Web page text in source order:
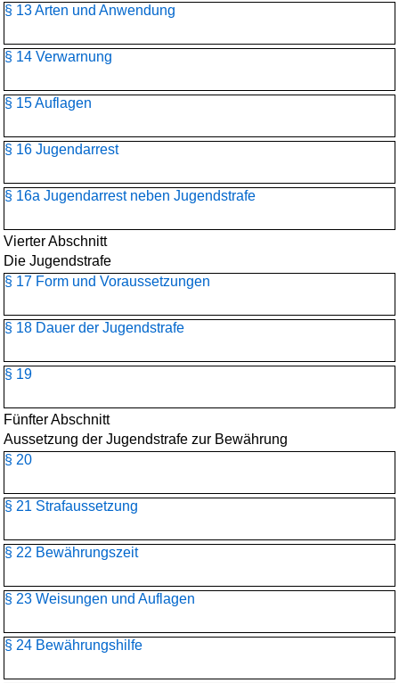
§ 13 Arten und Anwendung
§ 14 Verwarnung
§ 15 Auflagen
§ 16 Jugendarrest
§ 16a Jugendarrest neben Jugendstrafe
Vierter Abschnitt
Die Jugendstrafe
§ 17 Form und Voraussetzungen
§ 18 Dauer der Jugendstrafe
§ 19
Fünfter Abschnitt
Aussetzung der Jugendstrafe zur Bewährung
§ 20
§ 21 Strafaussetzung
§ 22 Bewährungszeit
§ 23 Weisungen und Auflagen
§ 24 Bewährungshilfe